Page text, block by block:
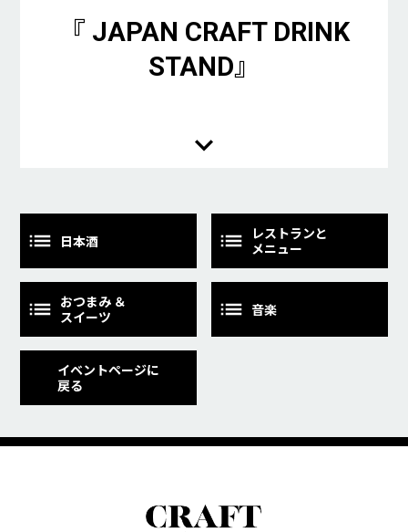
『 JAPAN CRAFT DRINK
STAND』
日本酒
レストランと
メニュー
おつまみ ＆
スイーツ
音楽
イベントページに
戻る